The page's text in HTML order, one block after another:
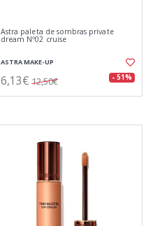
Astra paleta de sombras private
dream Nº02 cruise
ASTRA MAKE-UP
6,13€ 12,50€ - 51%